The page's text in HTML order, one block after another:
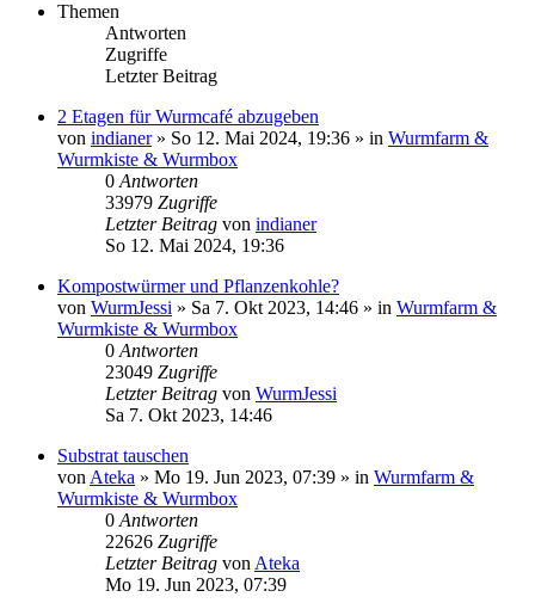
Themen
Antworten
Zugriffe
Letzter Beitrag
2 Etagen für Wurmcafé abzugeben
von indianer» So 12. Mai 2024, 19:36 » in Wurmfarm &
Wurmkiste & Wurmbox
0 Antworten
33979 Zugriffe
Letzter Beitrag von indianer
So 12. Mai 2024, 19:36
Kompostwürmer und Pflanzenkohle?
von WurmJessi » Sa 7. Okt 2023, 14:46 » in Wurmfarm &
Wurmkiste & Wurmbox
0 Antworten
23049 Zugriffe
Letzter Beitrag von WurmJessi
Sa 7. Okt 2023, 14:46
Substrat tauschen
von Ateka » Mo 19. Jun 2023, 07:39 » in Wurmfarm &
Wurmkiste & Wurmbox
0 Antworten
22626 Zugriffe
Letzter Beitrag von Ateka
Mo 19. Jun 2023, 07:39